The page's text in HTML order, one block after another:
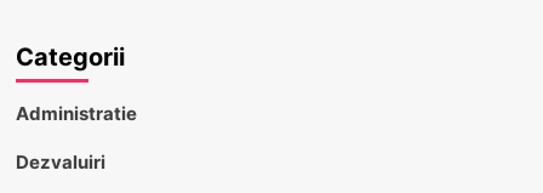
Categorii
Administratie
Dezvaluiri